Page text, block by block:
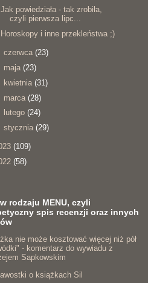
Jak powiedziała - tak zrobiła,
czyli pierwsza lipc...
Horoskopy i inne przekleństwa ;)
czerwca (23)
maja (23)
kwietnia (31)
marca (28)
lutego (24)
stycznia (29)
(109)
(58)
rodzaju MENU, czyli
spis recenzji oraz innych
nie może kosztować więcej niż pół
- komentarz do wywiadu z
Sapkowskim
o książkach Sil